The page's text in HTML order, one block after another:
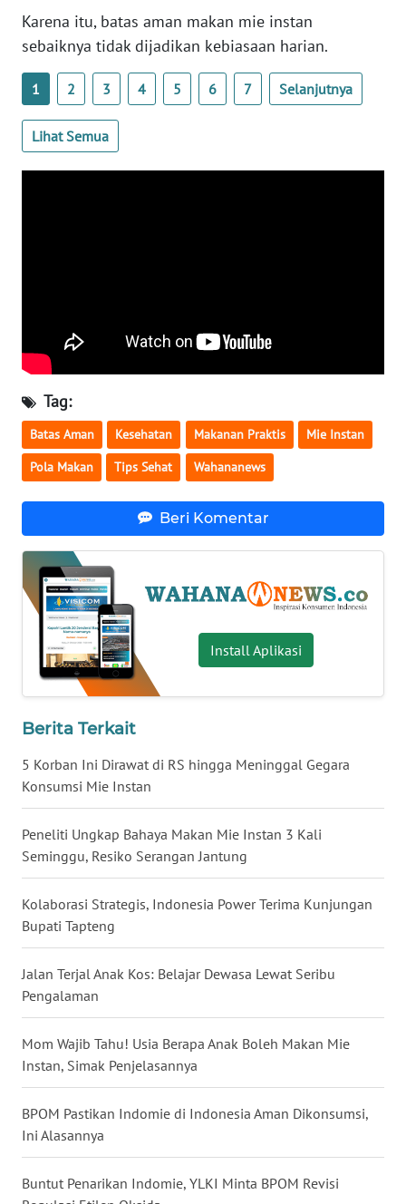
Karena itu, batas aman makan mie instan
sebaiknya tidak dijadikan kebiasaan harian.
1 2 3 4 5 6 7 Selanjutnya
Lihat Semua
Tag:
Batas Aman Kesehatan Makanan Praktis Mie Instan
Pola Makan Tips Sehat Wahananews
Beri Komentar
Install Aplikasi
Berita Terkait
5 Korban Ini Dirawat di RS hingga Meninggal Gegara
Konsumsi Mie Instan
Peneliti Ungkap Bahaya Makan Mie Instan 3 Kali
Seminggu, Resiko Serangan Jantung
Kolaborasi Strategis, Indonesia Power Terima Kunjungan
Bupati Tapteng
Jalan Terjal Anak Kos: Belajar Dewasa Lewat Seribu
Pengalaman
Mom Wajib Tahu! Usia Berapa Anak Boleh Makan Mie
Instan, Simak Penjelasannya
BPOM Pastikan Indomie di Indonesia Aman Dikonsumsi,
Ini Alasannya
Buntut Penarikan Indomie, YLKI Minta BPOM Revisi
BANTEN
NTT
WN
KEPRI
WN
RIAU
WN
SERAMBI
WN
SULTRA
WN
WN
BABEL
SUMBAR
SUMSEL
BENGKULU
WN
LAMPUNG
WN
JATENG